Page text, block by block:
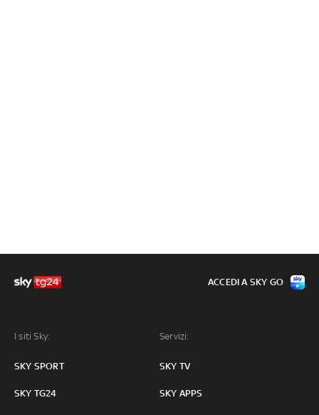
I siti Sky:
SKY SPORT
SKY TG24
Servizi:
SKY TV
SKY APPS
ACCEDI A SKY GO